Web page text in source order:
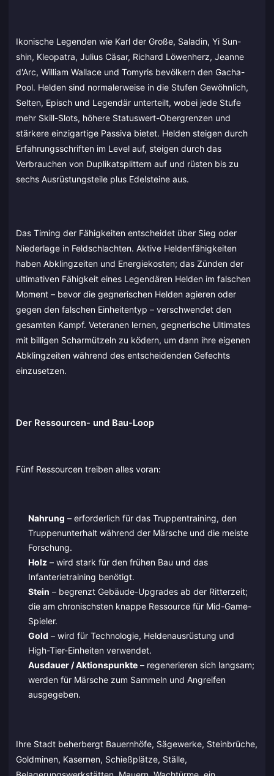
Ikonische Legenden wie Karl der Große, Saladin, Yi Sun-
shin, Kleopatra, Julius Cäsar, Richard Löwenherz, Jeanne
d'Arc, William Wallace und Tomyris bevölkern den Gacha-
Pool. Helden sind normalerweise in die Stufen Gewöhnlich,
Selten, Episch und Legendär unterteilt, wobei jede Stufe
mehr Skill-Slots, höhere Statuswert-Obergrenzen und
stärkere einzigartige Passiva bietet. Helden steigen durch
Erfahrungsschriften im Level auf, steigen durch das
Verbrauchen von Duplikatsplittern auf und rüsten bis zu
sechs Ausrüstungsteile plus Edelsteine aus.
Das Timing der Fähigkeiten entscheidet über Sieg oder
Niederlage in Feldschlachten. Aktive Heldenfähigkeiten
haben Abklingzeiten und Energiekosten; das Zünden der
ultimativen Fähigkeit eines Legendären Helden im falschen
Moment – bevor die gegnerischen Helden agieren oder
gegen den falschen Einheitentyp – verschwendet den
gesamten Kampf. Veteranen lernen, gegnerische Ultimates
mit billigen Scharmützeln zu ködern, um dann ihre eigenen
Abklingzeiten während des entscheidenden Gefechts
einzusetzen.
Der Ressourcen- und Bau-Loop
Fünf Ressourcen treiben alles voran:
Nahrung – erforderlich für das Truppentraining, den
Truppenunterhalt während der Märsche und die meiste
Forschung.
Holz– wird stark für den frühen Bau und das
Infanterietraining benötigt.
Stein – begrenzt Gebäude-Upgrades ab der Ritterzeit;
die am chronischsten knappe Ressource für Mid-Game-
Spieler.
Gold – wird für Technologie, Heldenausrüstung und
High-Tier-Einheiten verwendet.
Ausdauer / Aktionspunkte– regenerieren sich langsam;
werden für Märsche zum Sammeln und Angreifen
ausgegeben.
Ihre Stadt beherbergt Bauernhöfe, Sägewerke, Steinbrüche,
Goldminen, Kasernen, Schießplätze, Ställe,